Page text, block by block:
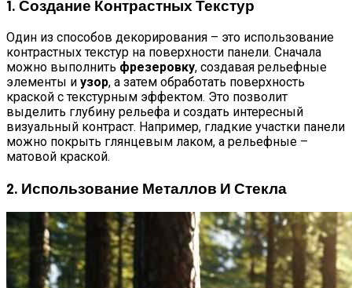
1. Создание Контрастных Текстур
Один из способов декорирования – это использование
контрастных текстур на поверхности панели. Сначала
можно выполнить фрезеровку, создавая рельефные
элементы и узор, а затем обработать поверхность
краской с текстурным эффектом. Это позволит
выделить глубину рельефа и создать интересный
визуальный контраст. Например, гладкие участки панели
можно покрыть глянцевым лаком, а рельефные –
матовой краской.
2. Использование Металлов И Стекла